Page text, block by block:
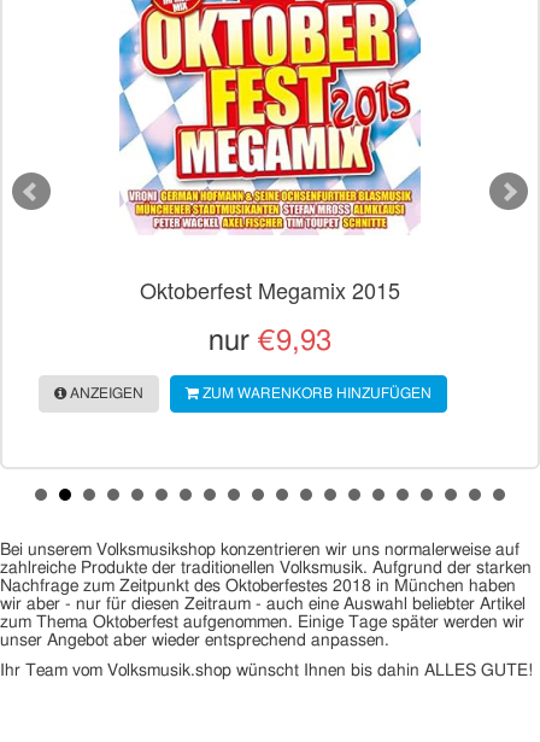
Oktoberfest Megamix 2015
nur €9,93
ANZEIGEN ZUM WARENKORB HINZUFÜGEN
Bei unserem Volksmusikshop konzentrieren wir uns normalerweise auf
zahlreiche Produkte der traditionellen Volksmusik. Aufgrund der starken
Nachfrage zum Zeitpunkt des Oktoberfestes 2018 in München haben
wir aber - nur für diesen Zeitraum - auch eine Auswahl beliebter Artikel
zum Thema Oktoberfest aufgenommen. Einige Tage später werden wir
unser Angebot aber wieder entsprechend anpassen.
Ihr Team vom Volksmusik.shop wünscht Ihnen bis dahin ALLES GUTE!